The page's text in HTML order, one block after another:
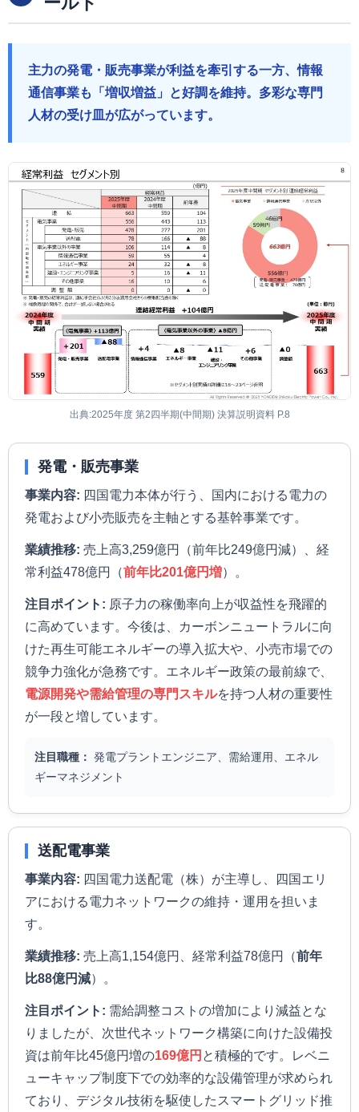
主力の発電・販売事業が利益を牽引する一方、情報
通信事業も「増収増益」と好調を維持。多彩な専門
人材の受け皿が広がっています。
出典:2025年度 第2四半期(中間期) 決算説明資料 P.8
発電・販売事業
事業内容: 四国電力本体が行う、国内における電力の
発電および小売販売を主軸とする基幹事業です。
業績推移: 売上高3,259億円（前年比249億円減）、経
常利益478億円（前年比201億円増）。
注目ポイント: 原子力の稼働率向上が収益性を飛躍的
に高めています。今後は、カーボンニュートラルに向
けた再生可能エネルギーの導入拡大や、小売市場での
競争力強化が急務です。エネルギー政策の最前線で、
電源開発や需給管理の専門スキルを持つ人材の重要性
が一段と増しています。
注目職種： 発電プラントエンジニア、需給運用、エネル
ギーマネジメント
送配電事業
事業内容: 四国電力送配電（株）が主導し、四国エリ
アにおける電力ネットワークの維持・運用を担いま
す。
業績推移: 売上高1,154億円、経常利益78億円（前年
比88億円減）。
注目ポイント: 需給調整コストの増加により減益とな
りましたが、次世代ネットワーク構築に向けた設備投
資は前年比45億円増の169億円 と積極的です。レベニ
ューキャップ制度下での効率的な設備管理が求められ
ており、デジタル技術を駆使したスマートグリッド推